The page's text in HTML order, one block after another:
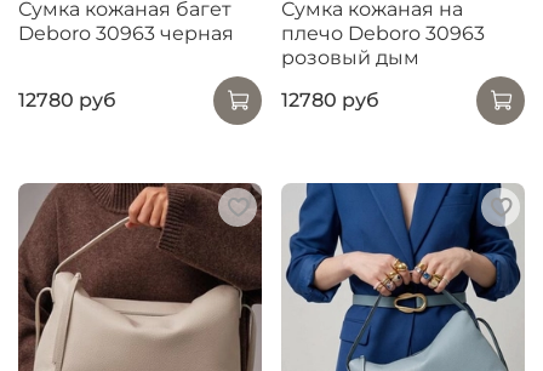
Сумка кожаная багет
Deboro 30963 черная
12780 руб
Сумка кожаная на
плечо Deboro 30963
розовый дым
12780 руб